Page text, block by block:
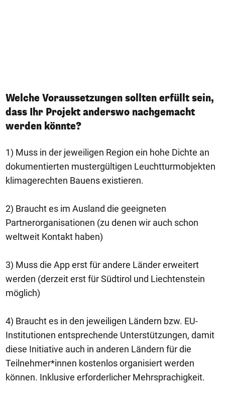
Welche Voraussetzungen sollten erfüllt sein,
dass Ihr Projekt anderswo nachgemacht
werden könnte?
1) Muss in der jeweiligen Region ein hohe Dichte an
dokumentierten mustergültigen Leuchtturmobjekten
klimagerechten Bauens existieren.
2) Braucht es im Ausland die geeigneten
Partnerorganisationen (zu denen wir auch schon
weltweit Kontakt haben)
3) Muss die App erst für andere Länder erweitert
werden (derzeit erst für Südtirol und Liechtenstein
möglich)
4) Braucht es in den jeweiligen Ländern bzw. EU-
Institutionen entsprechende Unterstützungen, damit
diese Initiative auch in anderen Ländern für die
Teilnehmer*innen kostenlos organisiert werden
können. Inklusive erforderlicher Mehrsprachigkeit.